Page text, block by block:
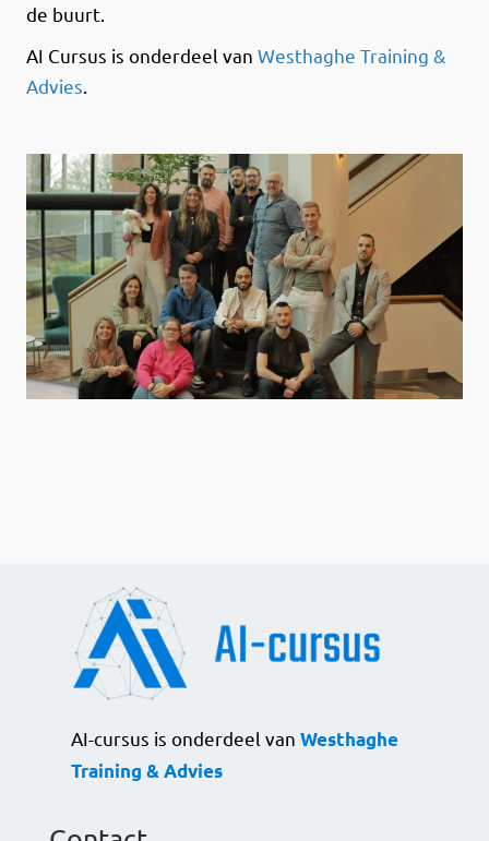
de buurt.
AI Cursus is onderdeel van Westhaghe Training &
Advies.
AI-cursus is onderdeel van Westhaghe
Training & Advies